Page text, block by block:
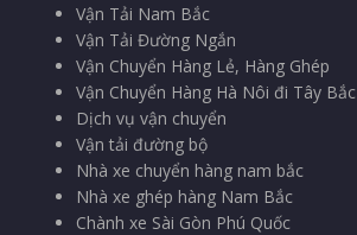
Vận Tải Nam Bắc
Vận Tải Đường Ngắn
Vận Chuyển Hàng Lẻ, Hàng Ghép
Vận Chuyển Hàng Hà Nôi đi Tây Bắc
Dịch vụ vận chuyển
Vận tải đường bộ
Nhà xe chuyển hàng nam bắc
Nhà xe ghép hàng Nam Bắc
Chành xe Sài Gòn Phú Quốc